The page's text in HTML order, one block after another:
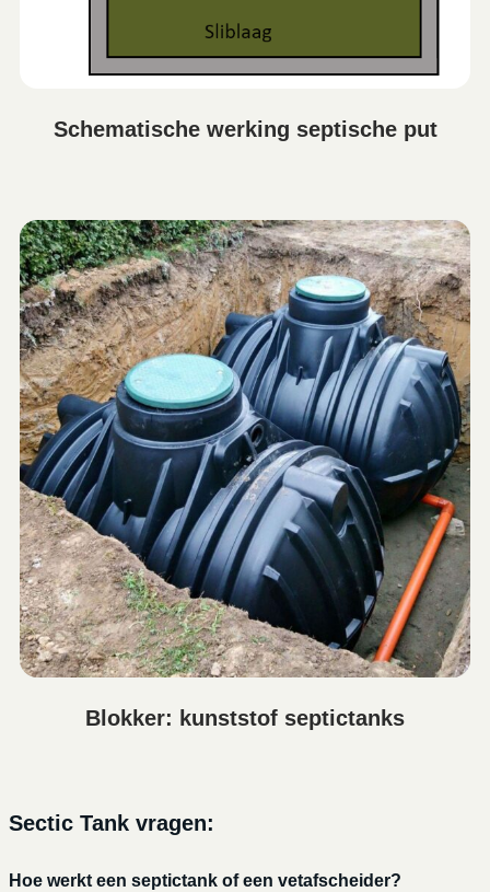
Schematische werking septische put
Blokker: kunststof septictanks
Sectic Tank vragen:
Hoe werkt een septictank of een vetafscheider?